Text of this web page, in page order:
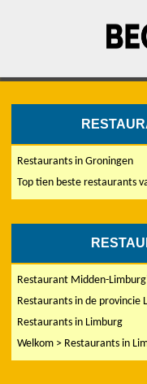
Restaurants in Groningen
Top tien beste restaurants
Restaurant Midden-
Restaurants in de provincie
Restaurants in Limburg
Welkom > Restaurants in